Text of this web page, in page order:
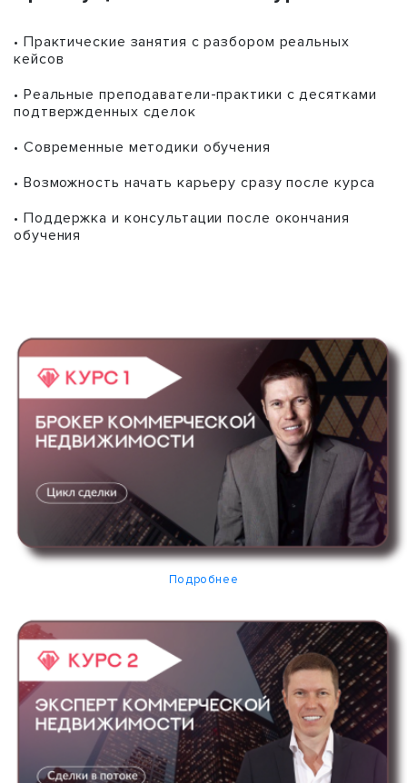
• Практические занятия с разбором реальных
кейсов
• Реальные преподаватели-практики с десятками
подтвержденных сделок
• Современные методики обучения
• Возможность начать карьеру сразу после курса
• Поддержка и консультации после окончания
обучения
Подробнее